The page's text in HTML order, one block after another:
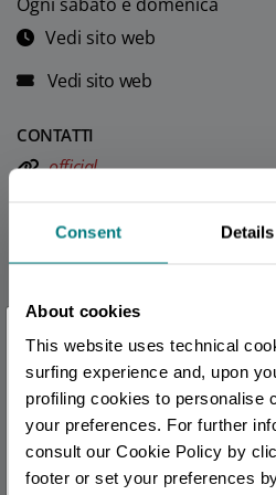
Consent Details
About cookies
This website uses technical
surfing experience and, upon
profiling cookies to personalise
your preferences. For further
consult our Cookie Policy by
footer or set your preferences
Vedi sito web
Vedi sito web
CONTATTI
official
August 2026
2
3 4 5 6 7
9
10 11 12 13 14
16
17 18 19 20 21
23
25 27 28
29
Sei arrivato
Per rimanere